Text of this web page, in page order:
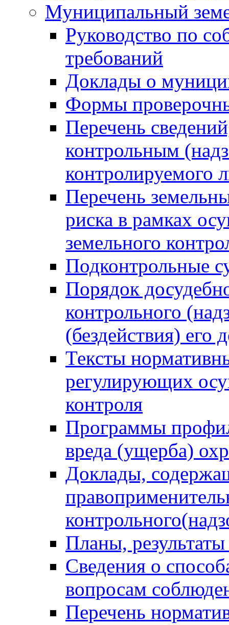
Муниципальный
Руководство по
требований
Доклады о
Формы
Перечень
контрольным
контролируемого
Перечень
риска в рамках
земельного
Подконтрольные
Порядок
контрольного
(бездействия)
Тексты
регулирующих
контроля
Программы
вреда (ущерба)
Доклады,
Планы,
Сведения о
вопросам
Перечень